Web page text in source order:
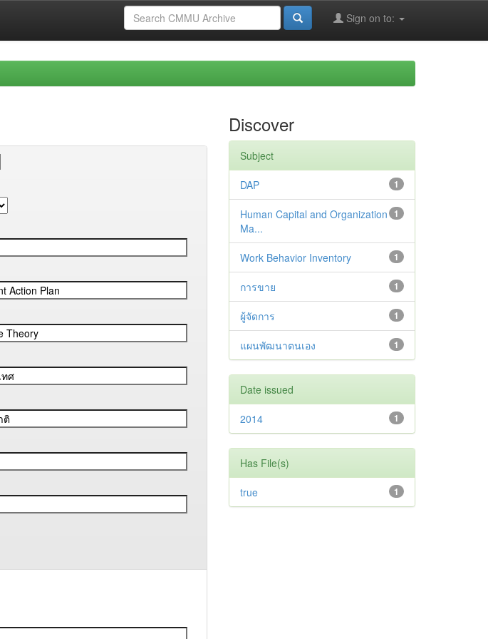
Sign on to:
Discover
Subject
1
DAP
1
Human Capital and Organization
Ma...
1
Work Behavior Inventory
1
การขาย
1
ผู้จัดการ
1
แผนพัฒนาตนเอง
Date issued
1
2014
Has File(s)
1
true